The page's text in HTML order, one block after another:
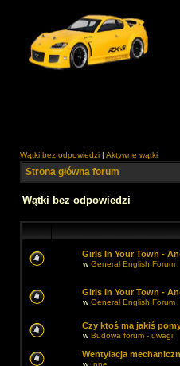
Wątki bez odpowiedzi | Aktywne wątki
Strona główna forum
Wątki bez odpowiedzi
Girls In Your Town -
wGeneral English Forum
Girls In Your Town -
wGeneral English Forum
Czy ktoś ma jakiś
wBudowa forum - uwagi
Wentylacja
w Inne